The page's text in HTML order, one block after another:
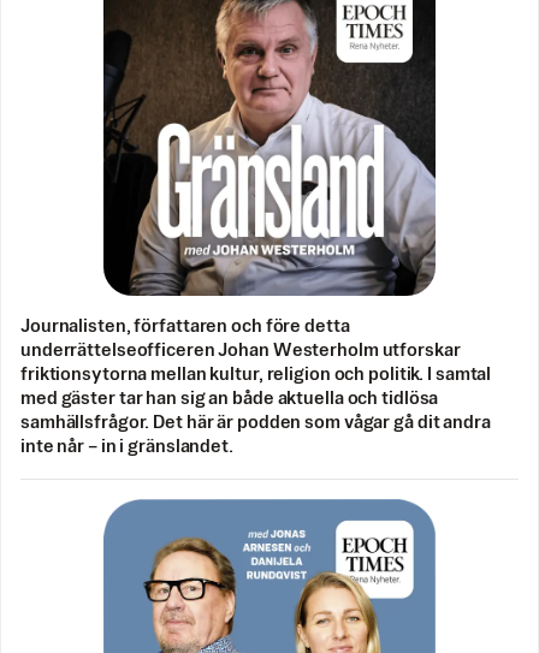
Journalisten, författaren och före detta
underrättelseofficeren Johan Westerholm utforskar
friktionsytorna mellan kultur, religion och politik. I samtal
med gäster tar han sig an både aktuella och tidlösa
samhällsfrågor. Det här är podden som vågar gå dit andra
inte når – in i gränslandet.